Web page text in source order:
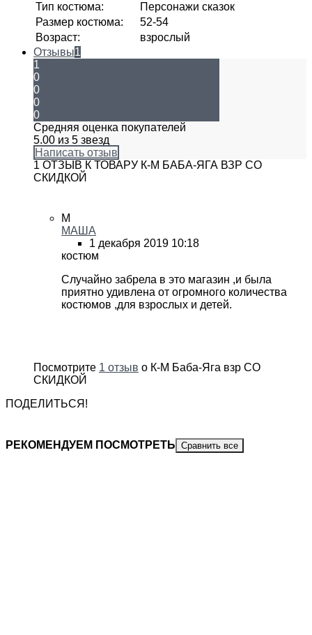
Тип костюма:
Персонажи сказок
Размер костюма:
52-54
Возраст:
взрослый
Отзывы1
1
0
0
0
0
Средняя оценка покупателей
5.00 из 5 звезд
Написать отзыв
1 ОТЗЫВ К ТОВАРУ К-М БАБА-ЯГА ВЗР СО
СКИДКОЙ
М
МАША
1 декабря 2019 10:18
костюм
Случайно забрела в это магазин ,и была
приятно удивлена от огромного количества
костюмов ,для взрослых и детей.
Посмотрите 1 отзыв о К-М Баба-Яга взр СО
СКИДКОЙ
ПОДЕЛИТЬСЯ!
РЕКОМЕНДУЕМ ПОСМОТРЕТЬ Сравнить все